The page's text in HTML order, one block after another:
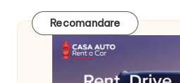
Recomandare